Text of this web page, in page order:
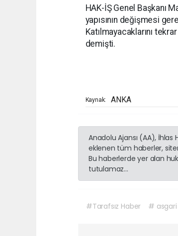
HAK-İŞ Genel Başkanı
yapısının değişmesi
Katılmayacaklarını
demişti.
Kaynak: ANKA
Anadolu Ajansı (AA), İhlas
eklenen tüm haberler,
Bu haberlerde yer alan
tutulamaz...
#Tarafsız Haber #